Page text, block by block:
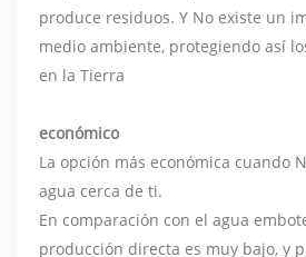
produce residuos. Y No existe un
medio ambiente, protegiendo así
en la Tierra
económico
La opción más económica cuando
agua cerca de ti.
En comparación con el agua
producción directa es muy bajo, y